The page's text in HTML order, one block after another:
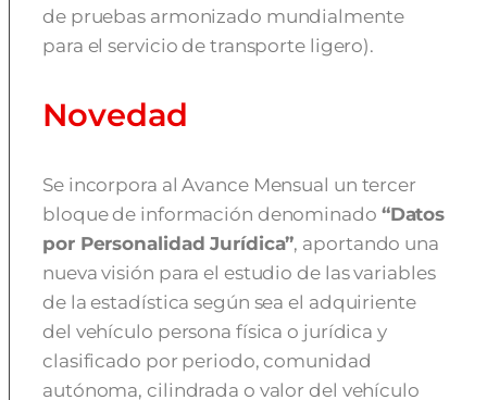
de pruebas armonizado mundialmente
para el servicio de transporte ligero).
Novedad
Se incorpora al Avance Mensual un tercer
bloque de información denominado “Datos
por Personalidad Jurídica”, aportando una
nueva visión para el estudio de las variables
de la estadística según sea el adquiriente
del vehículo persona física o jurídica y
clasificado por periodo, comunidad
autónoma, cilindrada o valor del vehículo